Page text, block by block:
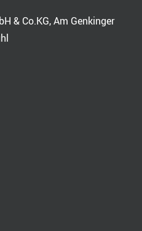
& Co.KG, Am Genkinger